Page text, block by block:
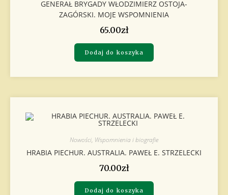
GENERAŁ BRYGADY WŁODZIMIERZ OSTOJA-
ZAGÓRSKI. MOJE WSPOMNIENIA
65.00zł
Dodaj do koszyka
Nowości, Wspomnienia i biografie
HRABIA PIECHUR. AUSTRALIA. PAWEŁ E. STRZELECKI
70.00zł
Dodaj do koszyka